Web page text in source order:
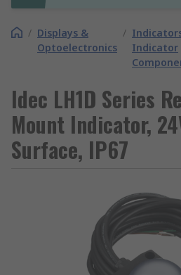
/ Displays &
Optoelectronics
/
Indicator
Idec LH1D Series
Mount Indicator,
Surface, IP67